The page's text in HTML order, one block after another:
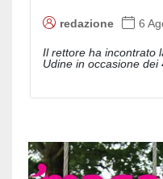
redazione 6
Il rettore ha incontrato
Udine in occasione dei